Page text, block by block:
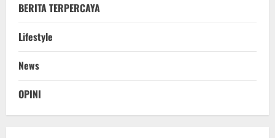
BERITA TERPERCAYA
Lifestyle
News
OPINI